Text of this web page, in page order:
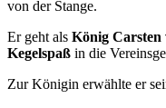
von der Stange.
Er geht als König
Kegelspaß in die
Zur Königin erwählte er